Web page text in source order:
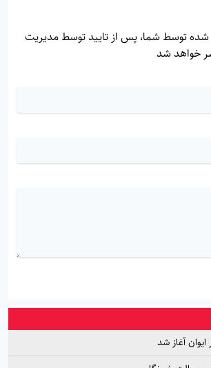
شده توسط شما، پس از تایید توسط مدیریت
خواهد شد
آغاز شد